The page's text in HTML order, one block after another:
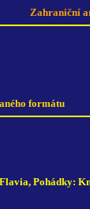
Zahraniční
formátu
Pohádky: